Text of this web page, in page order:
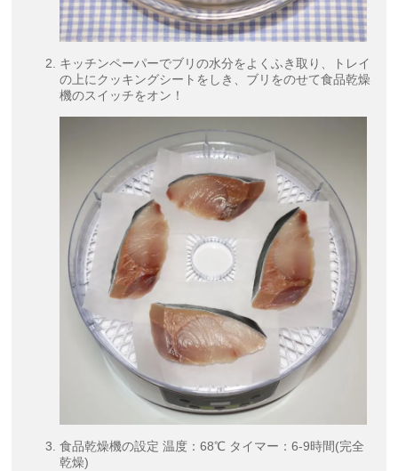
キッチンペーパーでブリの水分をよくふき取り、トレイ
の上にクッキングシートをしき、ブリをのせて食品乾燥
機のスイッチをオン！
食品乾燥機の設定 温度：68℃ タイマー：6-9時間(完全
乾燥)